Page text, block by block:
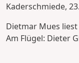
Kaderschmiede,
Dietmar Mues
Am Flügel: Dieter